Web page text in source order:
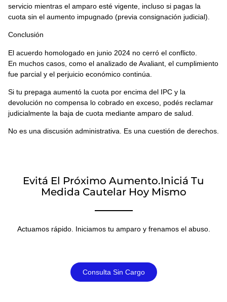
servicio mientras el amparo esté vigente, incluso si pagas la
cuota sin el aumento impugnado (previa consignación judicial).
Conclusión
El acuerdo homologado en junio 2024 no cerró el conflicto.
En muchos casos, como el analizado de Avaliant, el cumplimiento
fue parcial y el perjuicio económico continúa.
Si tu prepaga aumentó la cuota por encima del IPC y la
devolución no compensa lo cobrado en exceso, podés reclamar
judicialmente la baja de cuota mediante amparo de salud.
No es una discusión administrativa. Es una cuestión de derechos.
Evitá El Próximo Aumento.Iniciá Tu
Medida Cautelar Hoy Mismo​
Actuamos rápido. Iniciamos tu amparo y frenamos el abuso.
Consulta Sin Cargo